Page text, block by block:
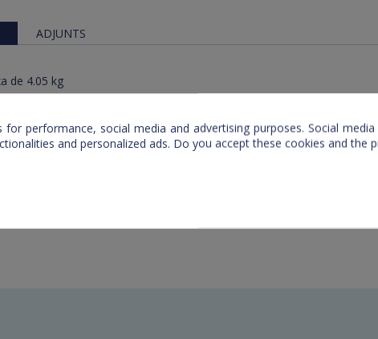
ADJUNTS
de 4.05 kg
performance, social media and advertising purposes. Social
and personalized ads. Do you accept these cookies and the